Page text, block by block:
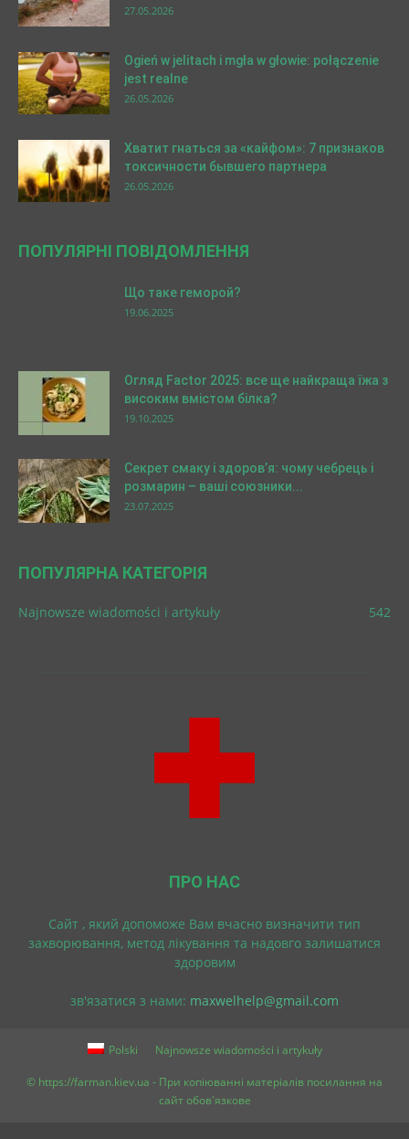
27.05.2026
Ogień w jelitach i mgła w głowie: połączenie
jest realne
26.05.2026
Хватит гнаться за «кайфом»: 7 признаков
токсичности бывшего партнера
26.05.2026
ПОПУЛЯРНІ ПОВІДОМЛЕННЯ
Що таке геморой?
19.06.2025
Огляд Factor 2025: все ще найкраща їжа з
високим вмістом білка?
19.10.2025
Секрет смаку і здоров’я: чому чебрець і
розмарин – ваші союзники...
23.07.2025
ПОПУЛЯРНА КАТЕГОРІЯ
Najnowsze wiadomości i artykuły 542
ПРО НАС
Cайт , який допоможе Вам вчасно визначити тип
захворювання, метод лікування та надовго залишатися
здоровим
зв'язатися з нами: maxwelhelp@gmail.com
Polski Najnowsze wiadomości i artykuły
© https://farman.kiev.ua - При копіюванні матеріалів посилання на
сайт обов'язкове